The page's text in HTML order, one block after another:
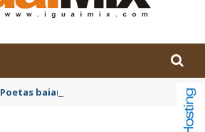
Poetas baianos representam o Brasil no